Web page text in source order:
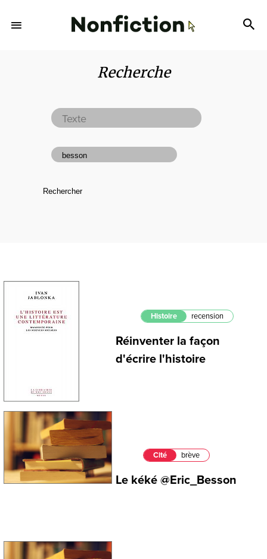
Recherche
Histoire recension
Réinventer la façon
d'écrire l'histoire
Cité brève
Le kéké @Eric_Besson